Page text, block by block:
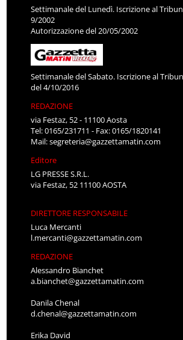
Settimanale del Lunedì. Iscrizione al
9/2002
Autorizzazione del 20/05/2002
Settimanale del Sabato. Iscrizione al
del 4/10/2016
REDAZIONE
via Festaz, 52 - 11100 Aosta
Tel: 0165/231711 - Fax: 0165/1820141
Mail:segreteria@gazzettamatin.com
Editore
LG PRESSE S.R.L.
via Festaz, 52 11100 AOSTA
DIRETTORE RESPONSABILE
Luca Mercanti
l.mercanti@gazzettamatin.com
REDAZIONE
Alessandro Bianchet
a.bianchet@gazzettamatin.com
Danila Chenal
d.chenal@gazzettamatin.com
Erika David